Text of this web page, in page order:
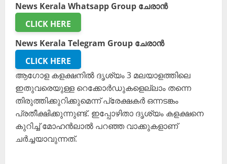
News Kerala Whatsapp Group ചേരാൻ
CLICK HERE
News Kerala Telegram Group ചേരാൻ
CLICK HERE
ആഗോള കളക്ഷനിൽ ദൃശ്യം 3 മലയാളത്തിലെ
ഇതുവരെയുള്ള റെക്കോർഡുകളെല്ലാം തന്നെ
തിരുത്തിക്കുറിക്കുമെന്ന് പ്രേക്ഷകർ ഒന്നടങ്കം
പ്രതീക്ഷിക്കുന്നുണ്ട്. ഇപ്പോഴിതാ ദൃശ്യം കളക്ഷനെ
കുറിച്ച് മോഹൻലാൽ പറഞ്ഞ വാക്കുകളാണ്
ചർച്ചയാവുന്നത്.